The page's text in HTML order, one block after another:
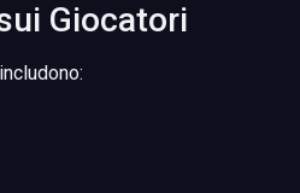
Giocatori